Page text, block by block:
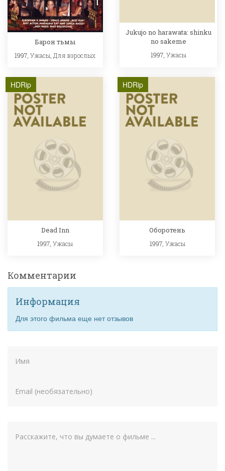
Барон тьмы
1997,Ужасы Для взрослых
Jukujo no harawata: shinku
no sakeme
1997, Ужасы
HDRip
Dead Inn
1997,Ужасы
HDRip
Оборотень
1997, Ужасы
Комментарии
Информация
Для этого фильма еще нет отзывов